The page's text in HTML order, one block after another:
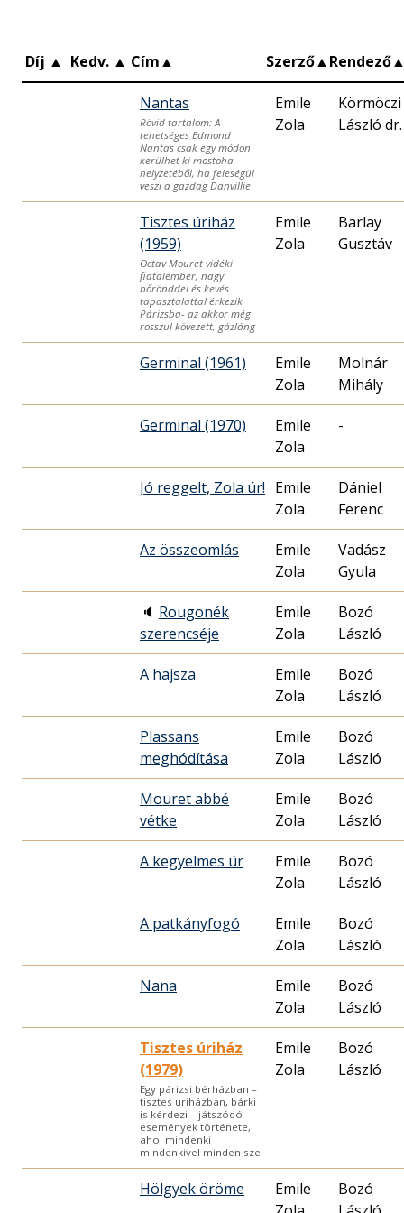
Díj ▲ Kedv. ▲ Cím▲ Szerző▲Rendező
Nantas
Rövid tartalom: A
tehetséges Edmond
Nantas csak egy módon
kerülhet ki mostoha
helyzetéből, ha feleségül
veszi a gazdag Danvillie
Emile
Zola
Körmöczi
László dr.
Tisztes úriház
(1959)
Octav Mouret vidéki
fiatalember, nagy
bőrönddel és kevés
tapasztalattal érkezik
Párizsba- az akkor még
rosszul kövezett, gázláng
Emile
Zola
Barlay
Gusztáv
Germinal (1961)
Emile
Zola
Molnár
Mihály
Germinal (1970)
Emile
Zola
-
Jó reggelt, Zola úr! Emile
Zola
Dániel
Ferenc
Az összeomlás
Emile
Zola
Vadász
Gyula
🔈 Rougonék
szerencséje
Emile
Zola
Bozó
László
A hajsza
Emile
Zola
Bozó
László
Plassans
meghódítása
Emile
Zola
Bozó
László
Mouret abbé
vétke
Emile
Zola
Bozó
László
A kegyelmes úr
Emile
Zola
Bozó
László
A patkányfogó
Emile
Zola
Bozó
László
Nana
Emile
Zola
Bozó
László
Tisztes úriház
(1979)
Egy párizsi bérházban –
tisztes uriházban, bárki
is kérdezi – játszódó
események története,
ahol mindenki
mindenkivel minden sze
Emile
Zola
Bozó
László
Hölgyek öröme
Emile
Bozó